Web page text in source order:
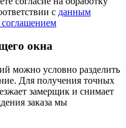
с данным
соглашением
окна
можно условно разделить
Для получения точных
замерщик и снимает
заказа мы